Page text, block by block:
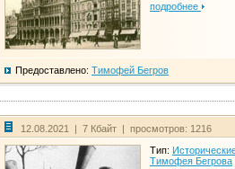
подробнее
Предоставлено: Тимофей Бегров
12.08.2021 | 7 Кбайт | просмотров: 1216
Тип:
Тимофея Бегрова